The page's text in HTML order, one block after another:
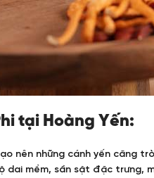
tại Hoàng Yến:
nên những cánh yến căng
dai mềm, sần sật đặc trưng,